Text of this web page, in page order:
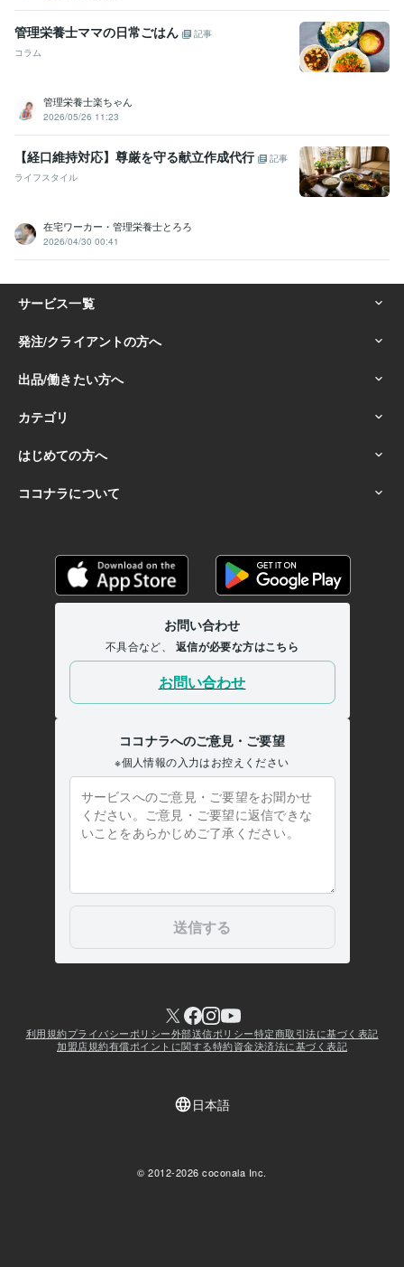
管理栄養士ママの日常ごはん
記事
コラム
管理栄養士楽ちゃん
2026/05/26 11:23
【経口維持対応】尊厳を守る献立作成代行
記事
ライフスタイル
在宅ワーカー・管理栄養士とろろ
2026/04/30 00:41